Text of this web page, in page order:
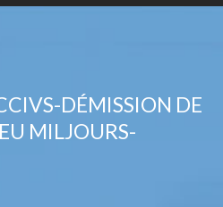
DÉMISSION DE
MILJOURS-